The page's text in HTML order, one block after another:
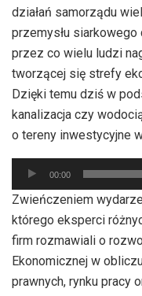
działań samorządu
przemysłu
przez co wielu ludzi
tworzącej się strefy
Dzięki temu dziś w
kanalizacja czy
o tereny inwestycyjne
Odtwarzacz
plików
dźwiękowych
00:00
Zwieńczeniem
którego eksperci
firm rozmawiali o
Ekonomicznej w
prawnych, rynku pracy